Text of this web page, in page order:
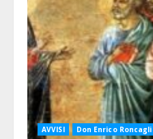
AVVISI Don Enrico